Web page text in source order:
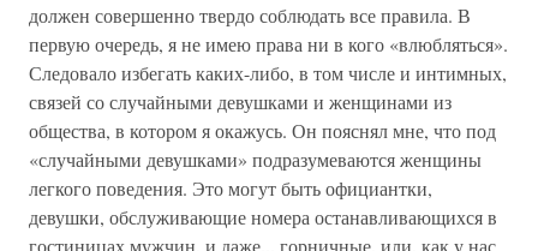
должен совершенно твердо соблюдать все правила. В
первую очередь, я не имею права ни в кого «влюбляться».
Следовало избегать каких-либо, в том числе и интимных,
связей со случайными девушками и женщинами из
общества, в котором я окажусь. Он пояснял мне, что под
«случайными девушками» подразумеваются женщины
легкого поведения. Это могут быть официантки,
девушки, обслуживающие номера останавливающихся в
гостиницах мужчин, и даже... горничные, или, как у нас